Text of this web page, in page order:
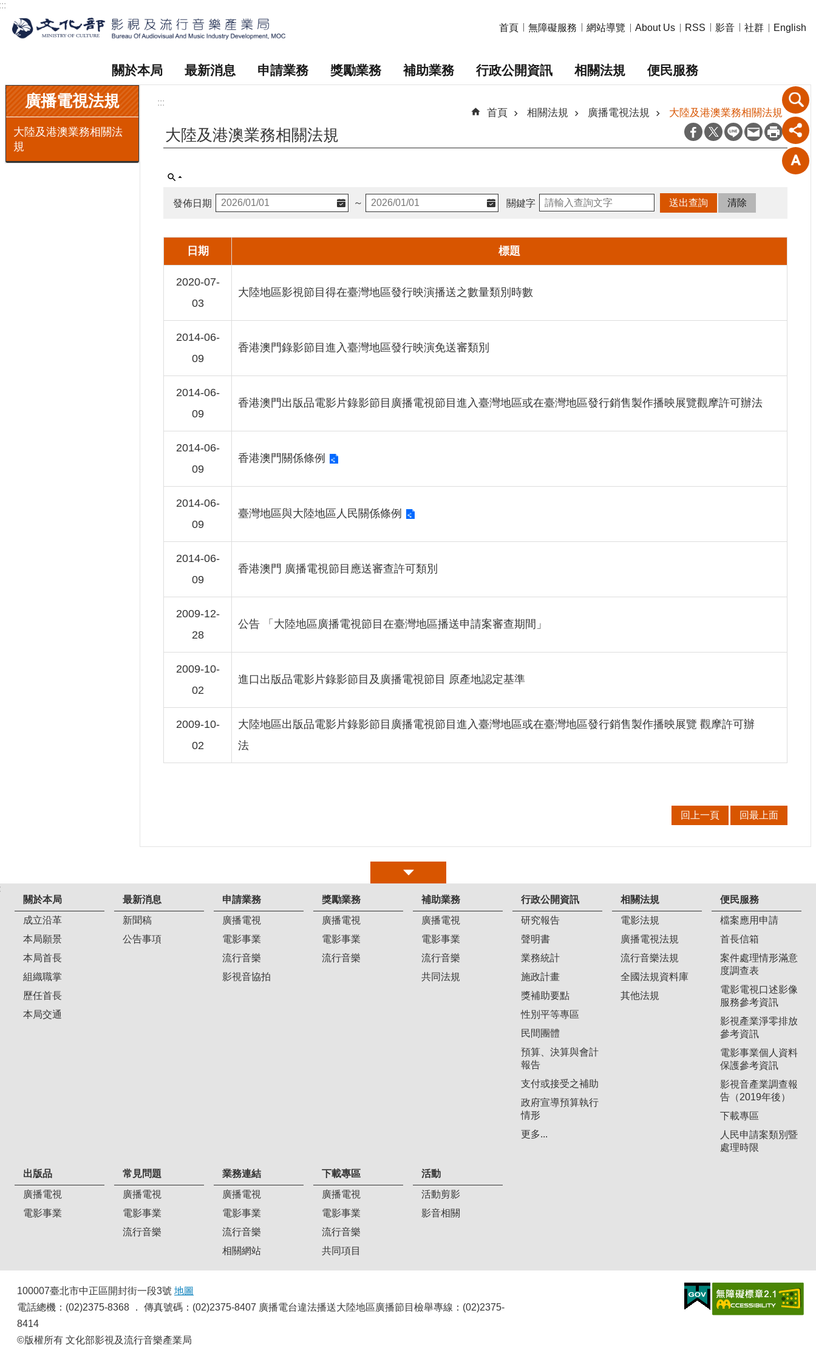
首頁 無障礙服務 網站導覽 About Us RSS 影音 社群 English
關於本局 最新消息 申請業務 獎勵業務 補助業務 行政公開資訊 相關法規 便民服務
:::
廣播電視法規
大陸及港澳業務相關法
規
:::
首頁 相關法規 廣播電視法規 大陸及港澳業務相關法規
大陸及港澳業務相關法規
發佈日期 ～ 關鍵字
日期 標題
2020-07-
03
大陸地區影視節目得在臺灣地區發行映演播送之數量類別時數
2014-06-
09
香港澳門錄影節目進入臺灣地區發行映演免送審類別
2014-06-
09
香港澳門出版品電影片錄影節目廣播電視節目進入臺灣地區或在臺灣地區發行銷售製作播映展覽觀摩許可辦法
2014-06-
09
香港澳門關係條例
2014-06-
09
臺灣地區與大陸地區人民關係條例
2014-06-
09
香港澳門 廣播電視節目應送審查許可類別
2009-12-
28
公告 「大陸地區廣播電視節目在臺灣地區播送申請案審查期間」
2009-10-
02
進口出版品電影片錄影節目及廣播電視節目 原產地認定基準
2009-10-
02
大陸地區出版品電影片錄影節目廣播電視節目進入臺灣地區或在臺灣地區發行銷售製作播映展覽 觀摩許可辦
法
回上一頁 回最上面
關於本局
成立沿革
本局願景
本局首長
組織職掌
歷任首長
本局交通
最新消息
新聞稿
公告事項
申請業務
廣播電視
電影事業
流行音樂
影視音協拍
獎勵業務
廣播電視
電影事業
流行音樂
補助業務
廣播電視
電影事業
流行音樂
共同法規
行政公開資訊
研究報告
聲明書
業務統計
施政計畫
獎補助要點
性別平等專區
民間團體
預算、決算與會計
報告
支付或接受之補助
政府宣導預算執行
情形
更多...
相關法規
電影法規
廣播電視法規
流行音樂法規
全國法規資料庫
其他法規
便民服務
檔案應用申請
首長信箱
案件處理情形滿意
度調查表
電影電視口述影像
服務參考資訊
影視產業淨零排放
參考資訊
電影事業個人資料
保護參考資訊
影視音產業調查報
告（2019年後）
下載專區
人民申請案類別暨
處理時限
出版品
廣播電視
電影事業
常見問題
廣播電視
電影事業
流行音樂
業務連結
廣播電視
電影事業
流行音樂
相關網站
下載專區
廣播電視
電影事業
流行音樂
共同項目
活動
活動剪影
影音相關
100007臺北市中正區開封街一段3號 地圖
電話總機：(02)2375-8368 ． 傳真號碼：(02)2375-8407 廣播電台違法播送大陸地區廣播節目檢舉專線：(02)2375-
8414
©版權所有 文化部影視及流行音樂產業局